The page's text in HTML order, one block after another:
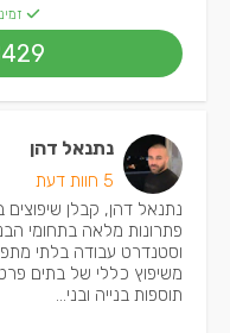
נתנאל דהן
5 חוות דעת
נתנאל דהן, קבלן
פתרונות מלאה בתחומי
וסטנדרט עבודה בלתי
משיפוץ כללי של בתים
תוספות בנייה ובני...